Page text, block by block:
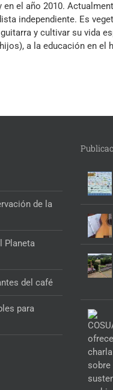
el año 2010.
independiente. Es
y cultivar su vida
a la educación en el
de la
Planeta
del café
para